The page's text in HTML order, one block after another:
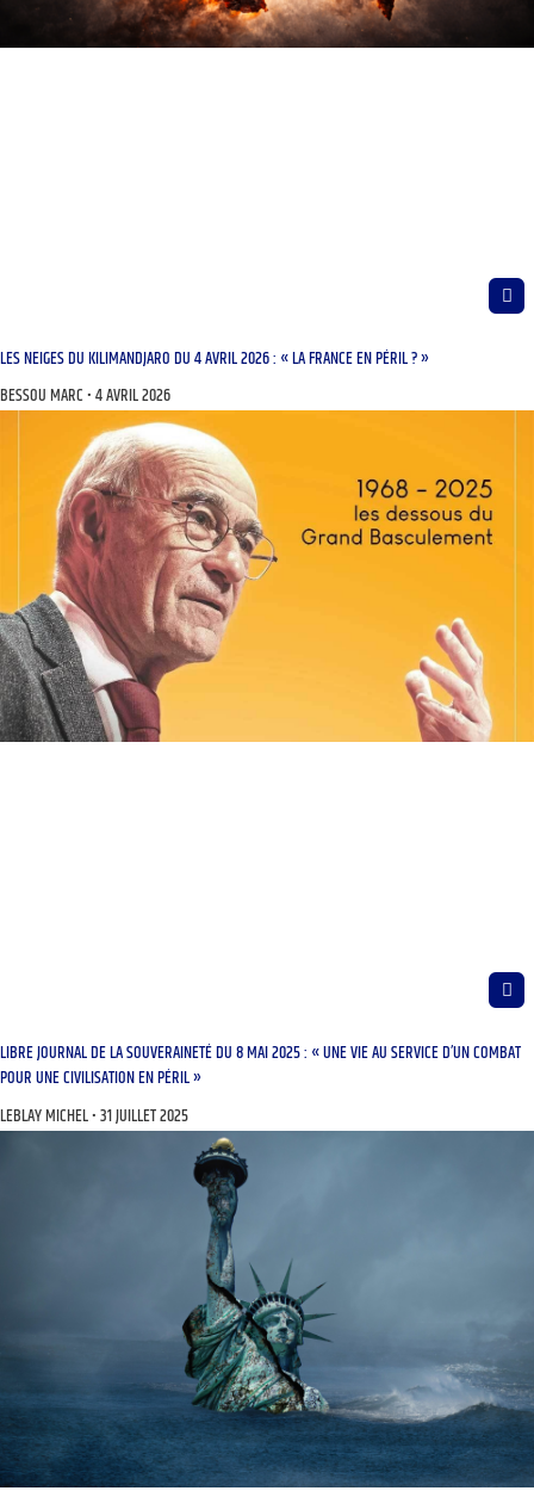
LES NEIGES DU KILIMANDJARO DU 4 AVRIL 2026 : « LA FRANCE EN PÉRIL ? »
BESSOU MARC 4 AVRIL 2026
LIBRE JOURNAL DE LA SOUVERAINETÉ DU 8 MAI 2025 : « UNE VIE AU SERVICE D’UN COMBAT
POUR UNE CIVILISATION EN PÉRIL »
LEBLAY MICHEL 31 JUILLET 2025